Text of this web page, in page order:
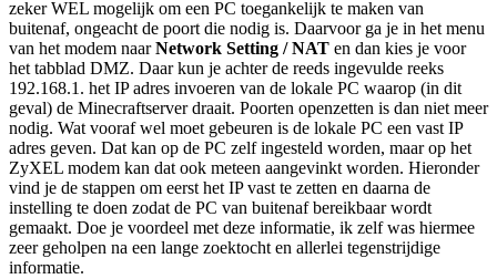
zeker WEL mogelijk om een PC toegankelijk te maken van
buitenaf, ongeacht de poort die nodig is. Daarvoor ga je in het menu
van het modem naarNetwork Setting / NAT en dan kies je voor
het tabblad DMZ. Daar kun je achter de reeds ingevulde reeks
192.168.1. het IP adres invoeren van de lokale PC waarop (in dit
geval) de Minecraftserver draait. Poorten openzetten is dan niet meer
nodig. Wat vooraf wel moet gebeuren is de lokale PC een vast IP
adres geven. Dat kan op de PC zelf ingesteld worden, maar op het
ZyXEL modem kan dat ook meteen aangevinkt worden. Hieronder
vind je de stappen om eerst het IP vast te zetten en daarna de
instelling te doen zodat de PC van buitenaf bereikbaar wordt
gemaakt. Doe je voordeel met deze informatie, ik zelf was hiermee
zeer geholpen na een lange zoektocht en allerlei tegenstrijdige
informatie.